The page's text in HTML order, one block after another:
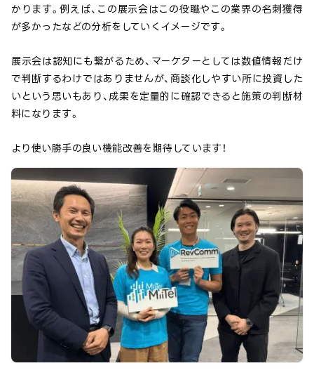
かります。例えば、この展示会はこの役職やこの業界の名刺獲得
が多かったなどの分析をしていくイメージです。
展示会は認知にも繋がるため、マーケターとしては数値情報だけ
で判断するわけではありませんが、商談化しやすい所に投資した
いという思いもあり、成果を定量的に確認できると施策の判断材
料になります。
より使い勝手の良い機能改善を期待しています！